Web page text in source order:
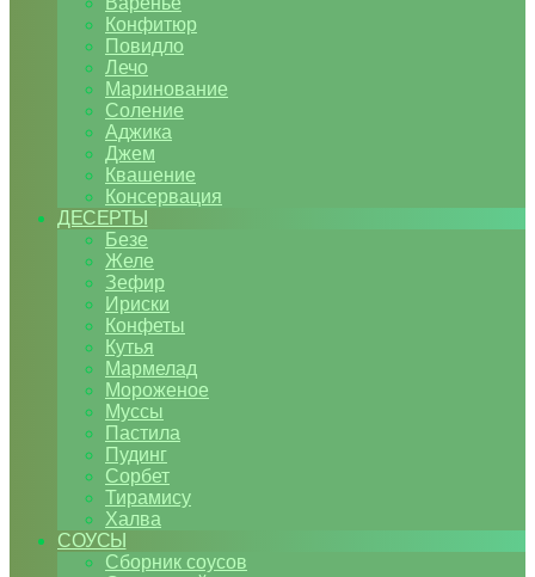
Конфитюр
Повидло
Лечо
Маринование
Соление
Аджика
Джем
Квашение
Консервация
ДЕСЕРТЫ
Безе
Желе
Зефир
Ириски
Конфеты
Кутья
Мармелад
Мороженое
Муссы
Пастила
Пудинг
Сорбет
Тирамису
Халва
СОУСЫ
Сборник соусов